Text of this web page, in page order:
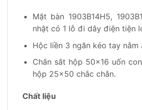
Mặt bàn 1903B14H5,
nhật có 1 lỗ đi dây điện tiện
Hộc liền 3 ngăn kéo tay nắm
Chân sắt hộp 50×16 uốn
hộp 25×50 chắc chắn.
Chất liệu